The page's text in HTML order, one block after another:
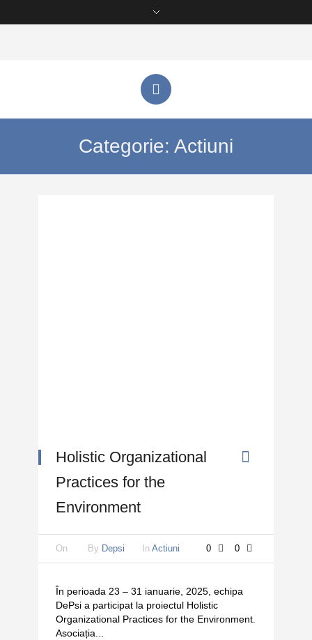
Categorie: Actiuni
Holistic Organizational
Practices for the
Environment
0 0
On By Depsi In Actiuni
În perioada 23 – 31 ianuarie, 2025, echipa
DePsi a participat la proiectul Holistic
Organizational Practices for the Environment.
Asociația...